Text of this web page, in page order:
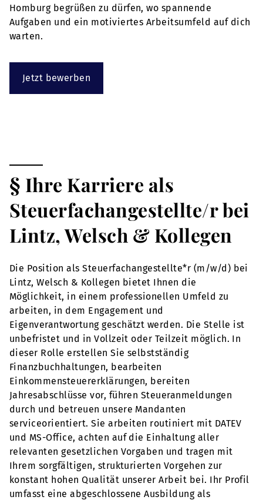
Homburg begrüßen zu dürfen, wo spannende
Aufgaben und ein motiviertes Arbeitsumfeld auf dich
warten.
Jetzt bewerben
§ Ihre Karriere als
Steuerfachangestellte/r bei
Lintz, Welsch & Kollegen
Die Position als Steuerfachangestellte*r (m/w/d) bei
Lintz, Welsch & Kollegen bietet Ihnen die
Möglichkeit, in einem professionellen Umfeld zu
arbeiten, in dem Engagement und
Eigenverantwortung geschätzt werden. Die Stelle ist
unbefristet und in Vollzeit oder Teilzeit möglich. In
dieser Rolle erstellen Sie selbstständig
Finanzbuchhaltungen, bearbeiten
Einkommensteuererklärungen, bereiten
Jahresabschlüsse vor, führen Steueranmeldungen
durch und betreuen unsere Mandanten
serviceorientiert. Sie arbeiten routiniert mit DATEV
und MS-Office, achten auf die Einhaltung aller
relevanten gesetzlichen Vorgaben und tragen mit
Ihrem sorgfältigen, strukturierten Vorgehen zur
konstant hohen Qualität unserer Arbeit bei. Ihr Profil
umfasst eine abgeschlossene Ausbildung als